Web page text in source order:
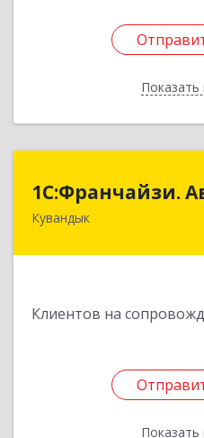
Показать
1С:Франчайзи.
Кувандык
Клиентов на
Показать
462220,